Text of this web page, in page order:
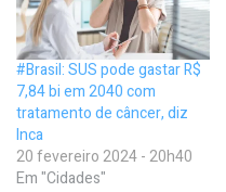
#Brasil: SUS pode gastar R$
7,84 bi em 2040 com
tratamento de câncer, diz
Inca
20 fevereiro 2024 - 20h40
Em "Cidades"